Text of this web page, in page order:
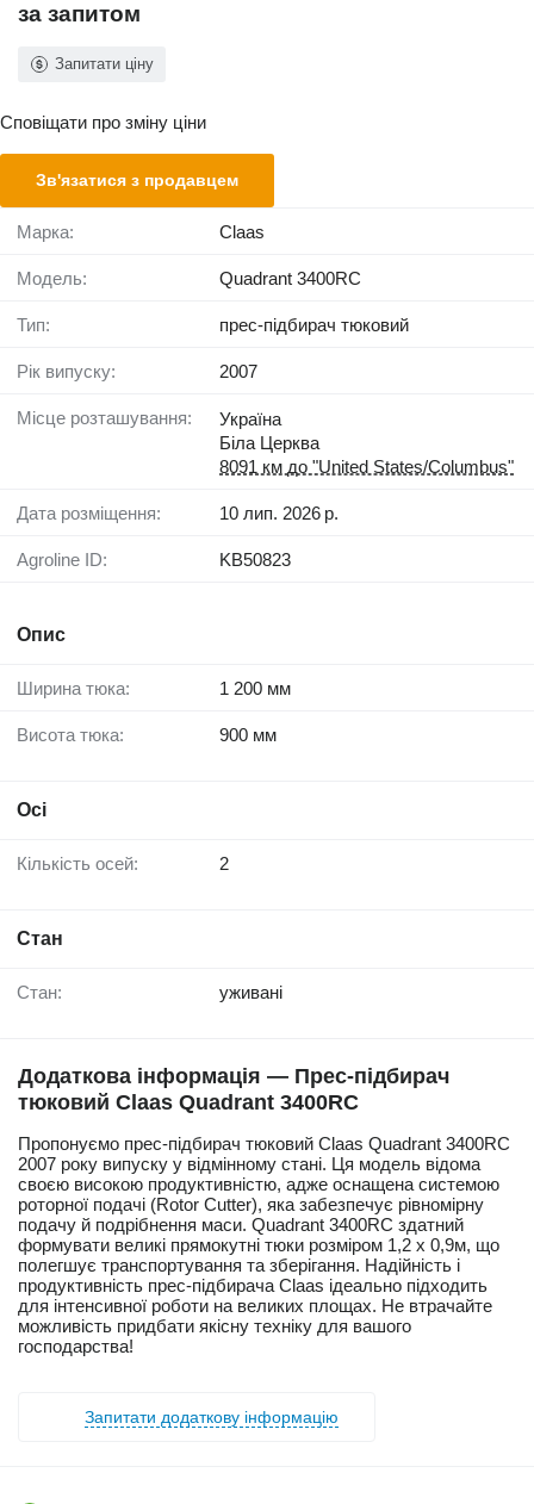
за запитом
Запитати ціну
Сповіщати про зміну ціни
Зв'язатися з продавцем
Марка: Claas
Модель: Quadrant 3400RC
Тип: прес-підбирач тюковий
Рік випуску: 2007
Місце розташування:
Україна
Біла Церква
8091 км до "United States/Columbus"
Дата розміщення: 10 лип. 2026 р.
Agroline ID: KB50823
Опис
Ширина тюка: 1 200 мм
Висота тюка: 900 мм
Осі
Кількість осей: 2
Стан
Стан: уживані
Додаткова інформація — Прес-підбирач
тюковий Claas Quadrant 3400RC
Пропонуємо прес-підбирач тюковий Claas Quadrant 3400RC
2007 року випуску у відмінному стані. Ця модель відома
своєю високою продуктивністю, адже оснащена системою
роторної подачі (Rotor Cutter), яка забезпечує рівномірну
подачу й подрібнення маси. Quadrant 3400RC здатний
формувати великі прямокутні тюки розміром 1,2 x 0,9м, що
полегшує транспортування та зберігання. Надійність і
продуктивність прес-підбирача Claas ідеально підходить
для інтенсивної роботи на великих площах. Не втрачайте
можливість придбати якісну техніку для вашого
господарства!
Запитати додаткову інформацію